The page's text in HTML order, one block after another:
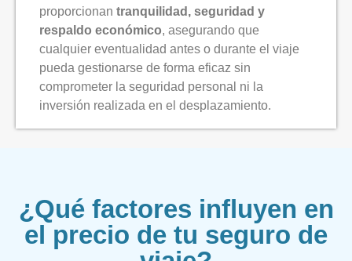
proporcionan tranquilidad, seguridad y
respaldo económico, asegurando que
cualquier eventualidad antes o durante el viaje
pueda gestionarse de forma eficaz sin
comprometer la seguridad personal ni la
inversión realizada en el desplazamiento.
¿Qué factores influyen en
el precio de tu seguro de